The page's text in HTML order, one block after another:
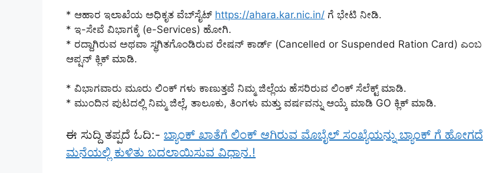
* ಆಹಾರ ಇಲಾಖೆಯ ಅಧಿಕೃತ ವೆಬ್‌ಸೈಟ್ https://ahara.kar.nic.in/ ಗೆ ಭೇಟಿ ನೀಡಿ.
* ಇ-ಸೇವೆ ವಿಭಾಗಕ್ಕೆ (e-Services) ಹೋಗಿ.
* ರದ್ದಾಗಿರುವ ಅಥವಾ ಸ್ಥಗಿತಗೊಂಡಿರುವ ರೇಷನ್ ಕಾರ್ಡ್ (Cancelled or Suspended Ration Card) ಎಂಬ
ಆಪ್ಷನ್ ಕ್ಲಿಕ್ ಮಾಡಿ.
* ವಿಭಾಗವಾರು ಮೂರು ಲಿಂಕ್ ಗಳು ಕಾಣುತ್ತವೆ ನಿಮ್ಮ ಜಿಲ್ಲೆಯ ಹೆಸರಿರುವ ಲಿಂಕ್ ಸೆಲೆಕ್ಟ್ ಮಾಡಿ.
* ಮುಂದಿನ ಪುಟದಲ್ಲಿ ನಿಮ್ಮ ಜಿಲ್ಲೆ, ತಾಲೂಕು, ತಿಂಗಳು ಮತ್ತು ವರ್ಷವನ್ನು ಆಯ್ಕೆ ಮಾಡಿ GO ಕ್ಲಿಕ್ ಮಾಡಿ.
ಈ ಸುದ್ದಿ ತಪ್ಪದೆ ಓದಿ:- ಬ್ಯಾಂಕ್ ಖಾತೆಗೆ ಲಿಂಕ್ ಆಗಿರುವ ಮೊಬೈಲ್ ಸಂಖ್ಯೆಯನ್ನು ಬ್ಯಾಂಕ್ ಗೆ ಹೋಗದೆ
ಮನೆಯಲ್ಲಿ ಕುಳಿತು ಬದಲಾಯಿಸುವ ವಿಧಾನ.!